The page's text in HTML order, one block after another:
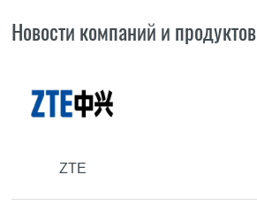
Новости компаний и продуктов
ZTE